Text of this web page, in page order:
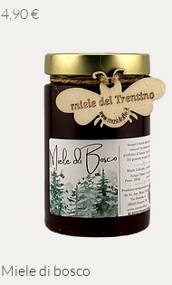
Prezzo
4,90 €
Vista rapida
Miele di bosco